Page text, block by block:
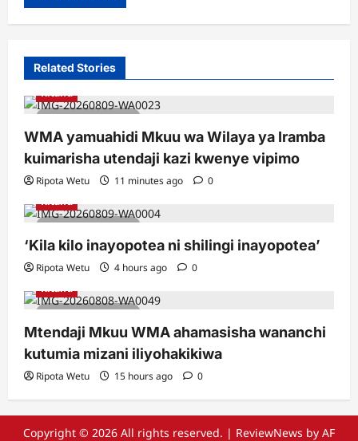
Related Stories
2 minutes read
Kitaifa
WMA yamuahidi Mkuu wa Wilaya ya Iramba
kuimarisha utendaji kazi kwenye vipimo
Ripota Wetu 11 minutes ago 0
2 minutes read
Kitaifa
‘Kila kilo inayopotea ni shilingi inayopotea’
Ripota Wetu 4 hours ago 0
3 minutes read
Kitaifa
Mtendaji Mkuu WMA ahamasisha wananchi
kutumia mizani iliyohakikiwa
Ripota Wetu 15 hours ago 0
Copyright © 2026 All rights reserved. | ReviewNews by AF